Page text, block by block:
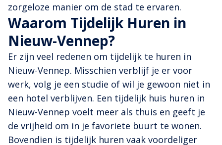
zorgeloze manier om de stad te ervaren.
Waarom Tijdelijk Huren in
Nieuw-Vennep?
Er zijn veel redenen om tijdelijk te huren in
Nieuw-Vennep. Misschien verblijf je er voor
werk, volg je een studie of wil je gewoon niet in
een hotel verblijven. Een tijdelijk huis huren in
Nieuw-Vennep voelt meer als thuis en geeft je
de vrijheid om in je favoriete buurt te wonen.
Bovendien is tijdelijk huren vaak voordeliger